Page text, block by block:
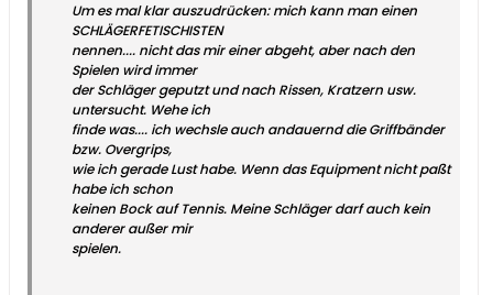
Um es mal klar auszudrücken: mich kann man einen
SCHLÄGERFETISCHISTEN
nennen.... nicht das mir einer abgeht, aber nach den
Spielen wird immer
der Schläger geputzt und nach Rissen, Kratzern usw.
untersucht. Wehe ich
finde was.... ich wechsle auch andauernd die Griffbänder
bzw. Overgrips,
wie ich gerade Lust habe. Wenn das Equipment nicht paßt
habe ich schon
keinen Bock auf Tennis. Meine Schläger darf auch kein
anderer außer mir
spielen.